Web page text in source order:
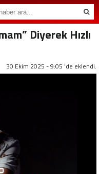
Diyerek Hızlı
30 Ekim 2025 - 9:05 'de eklendi.